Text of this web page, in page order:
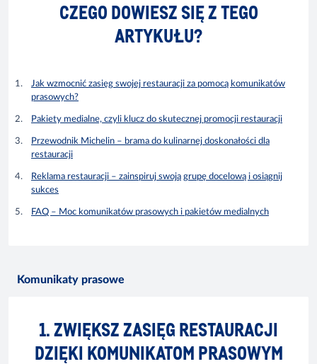
CZEGO DOWIESZ SIĘ Z TEGO
ARTYKUŁU?
Jak wzmocnić zasięg swojej restauracji za pomocą komunikatów
prasowych?
Pakiety medialne, czyli klucz do skutecznej promocji restauracji
Przewodnik Michelin – brama do kulinarnej doskonałości dla
restauracji
Reklama restauracji – zainspiruj swoją grupę docelową i osiągnij
sukces
FAQ – Moc komunikatów prasowych i pakietów medialnych
Komunikaty prasowe
1. ZWIĘKSZ ZASIĘG RESTAURACJI
DZIĘKI KOMUNIKATOM PRASOWYM